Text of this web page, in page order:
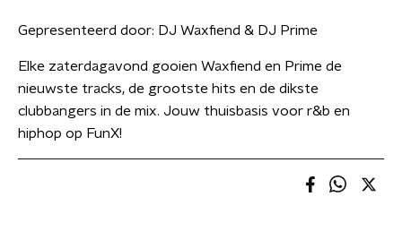
Gepresenteerd door: DJ Waxfiend & DJ Prime
Elke zaterdagavond gooien Waxfiend en Prime de
nieuwste tracks, de grootste hits en de dikste
clubbangers in de mix. Jouw thuisbasis voor r&b en
hiphop op FunX!